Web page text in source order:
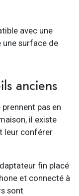
avec une
surface de
anciens
pas en
il existe
leur conférer
fin placé
et connecté à
sont